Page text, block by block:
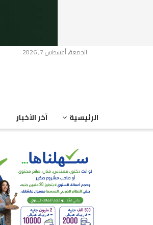
الجمعة, أغسطس 7, 2026
الرئيسية آخر الأخبار